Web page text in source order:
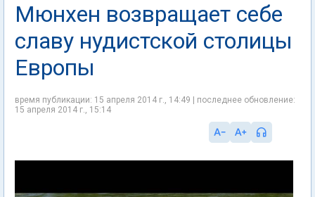
Мюнхен возвращает себе
славу нудистской столицы
Европы
время публикации: 15 апреля 2014 г., 14:49 | последнее обновление:
15 апреля 2014 г., 15:14